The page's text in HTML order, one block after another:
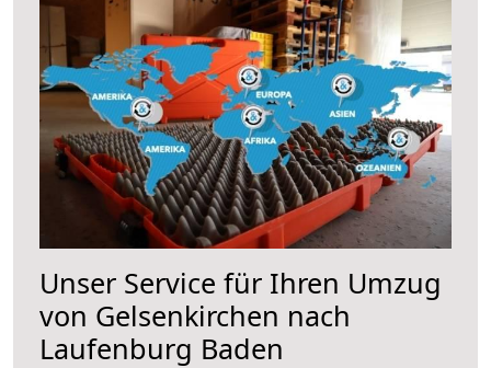
Unser Service für Ihren Umzug
von Gelsenkirchen nach
Laufenburg Baden